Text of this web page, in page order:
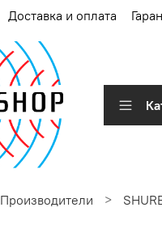
Доставка и оплата
Производители